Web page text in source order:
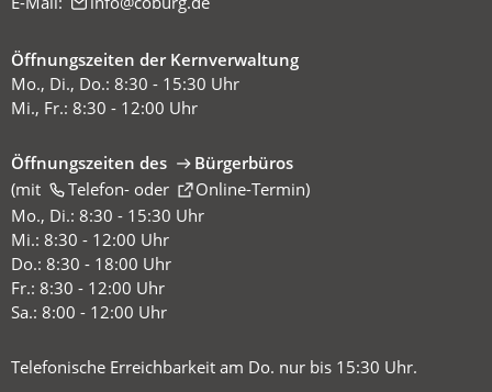
Öffnungszeiten der Kernverwaltung
Mo., Di., Do.: 8:30 - 15:30 Uhr
Mi., Fr.: 8:30 - 12:00 Uhr
Öffnungszeiten des
Bürgerbüros
(mit
Telefon-oder Online-Termin
(Öffnet
in
einem
neuen
Tab)
)
Mo., Di.: 8:30 - 15:30 Uhr
Mi.: 8:30 - 12:00 Uhr
Do.: 8:30 - 18:00 Uhr
Fr.: 8:30 - 12:00 Uhr
Sa.: 8:00 - 12:00 Uhr
Telefonische Erreichbarkeit am Do. nur bis 15:30 Uhr.